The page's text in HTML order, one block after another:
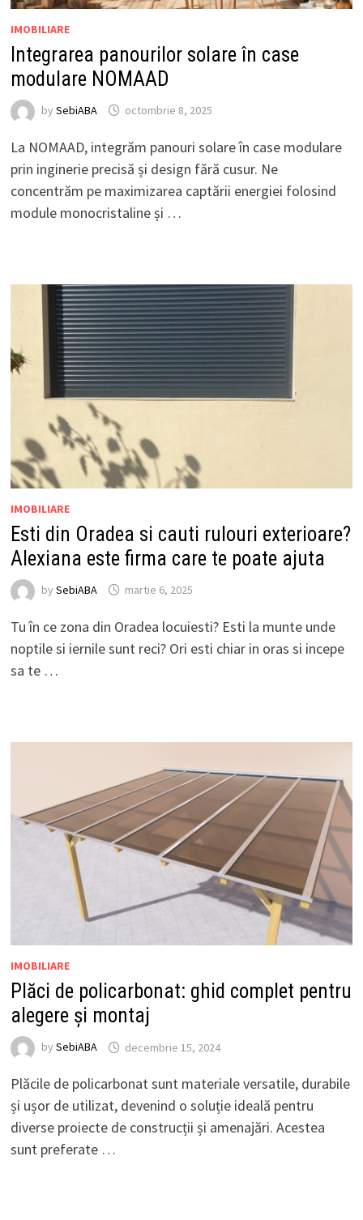
IMOBILIARE
Integrarea panourilor solare în case
modulare NOMAAD
by SebiABA octombrie 8, 2025
La NOMAAD, integrăm panouri solare în case modulare
prin inginerie precisă și design fără cusur. Ne
concentrăm pe maximizarea captării energiei folosind
module monocristaline și …
IMOBILIARE
Esti din Oradea si cauti rulouri exterioare?
Alexiana este firma care te poate ajuta
by SebiABA martie 6, 2025
Tu în ce zona din Oradea locuiesti? Esti la munte unde
noptile si iernile sunt reci? Ori esti chiar in oras si incepe
sa te …
IMOBILIARE
Plăci de policarbonat: ghid complet pentru
alegere și montaj
by SebiABA decembrie 15, 2024
Plăcile de policarbonat sunt materiale versatile, durabile
și ușor de utilizat, devenind o soluție ideală pentru
diverse proiecte de construcții și amenajări. Acestea
sunt preferate …